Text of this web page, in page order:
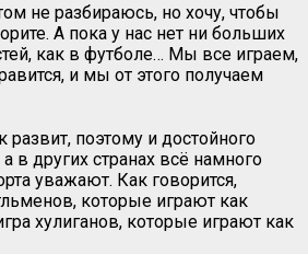
не разбираюсь, но хочу, чтобы
А пока у нас нет ни больших
как в футболе… Мы все играем,
и мы от этого получаем
развит, поэтому и достойного
в других странах всё намного
уважают. Как говорится,
которые играют как
хулиганов, которые играют как